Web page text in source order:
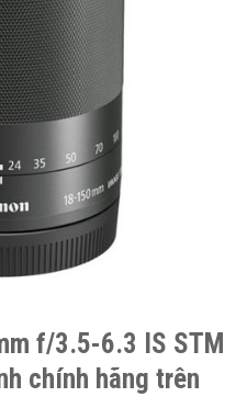
f/3.5-6.3 IS STM
chính hãng trên